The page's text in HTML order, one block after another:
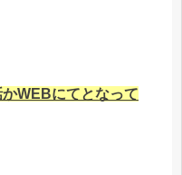
WEBにてとなって